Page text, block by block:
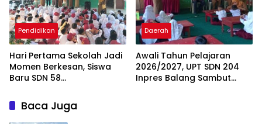
Pendidikan
Hari Pertama Sekolah Jadi
Momen Berkesan, Siswa
Baru SDN 58
Beradaptasi
Daerah
Awali Tahun Pelajaran
2026/2027, UPT SDN 204
Inpres Balang Sambut
Baca Juga